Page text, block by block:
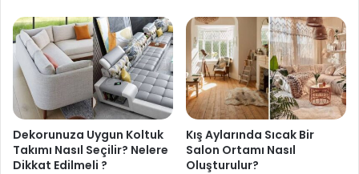
Dekorunuza Uygun Koltuk
Takımı Nasıl Seçilir? Nelere
Dikkat Edilmeli ?
Kış Aylarında Sıcak Bir
Salon Ortamı Nasıl
Oluşturulur?